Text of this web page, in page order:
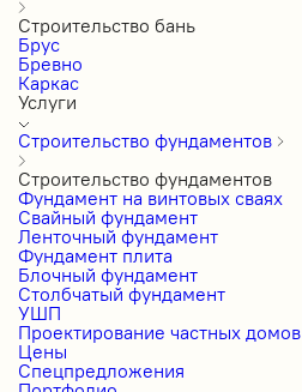
Строительство бань
Брус
Бревно
Каркас
Услуги
Строительство фундаментов
Строительство фундаментов
Фундамент на винтовых сваях
Свайный фундамент
Ленточный фундамент
Фундамент плита
Блочный фундамент
Столбчатый фундамент
УШП
Проектирование частных домов
Цены
Спецпредложения